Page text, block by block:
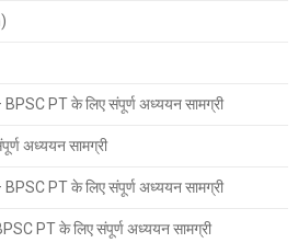
PT के लिए संपूर्ण अध्ययन सामग्री
अध्ययन सामग्री
PT के लिए संपूर्ण अध्ययन सामग्री
PT के लिए संपूर्ण अध्ययन सामग्री